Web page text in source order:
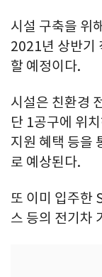
시설 구축을 위
2021년 상반기
할 예정이다.
시설은 친환경
단 1공구에 위
지원 혜택 등을
로 예상된다.
또 이미 입주한
스 등의 전기차